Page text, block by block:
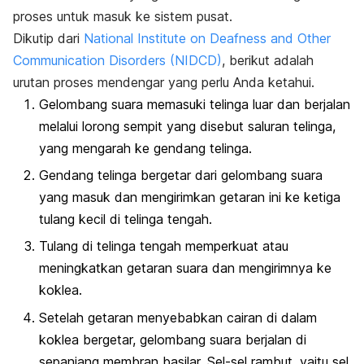
proses untuk masuk ke sistem pusat.
Dikutip dari National Institute on Deafness and Other
Communication Disorders (NIDCD), berikut adalah
urutan proses mendengar yang perlu Anda ketahui.
Gelombang suara memasuki telinga luar dan berjalan
melalui lorong sempit yang disebut saluran telinga,
yang mengarah ke gendang telinga.
Gendang telinga bergetar dari gelombang suara
yang masuk dan mengirimkan getaran ini ke ketiga
tulang kecil di telinga tengah.
Tulang di telinga tengah memperkuat atau
meningkatkan getaran suara dan mengirimnya ke
koklea.
Setelah getaran menyebabkan cairan di dalam
koklea bergetar, gelombang suara berjalan di